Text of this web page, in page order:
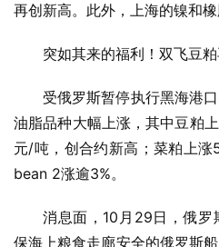
再创新高。此外，上海的镍和橡
突如其来的福利！双飞豆
受俄罗斯暂停执行黑海港
油脂品种大幅上涨，其中豆粕
元/吨，创合约新高；菜粕上涨
bean 2涨逾3%。
消息面，10月29日，俄罗
保海上粮食走廊安全的俄罗斯